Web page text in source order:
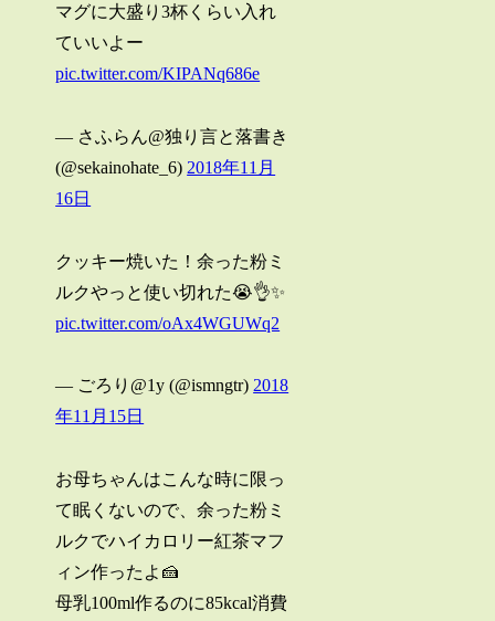
マグに大盛り3杯くらい入れ
ていいよー
pic.twitter.com/KIPANq686e
— さふらん@独り言と落書き
(@sekainohate_6) 2018年11月
16日
クッキー焼いた！余った粉ミ
ルクやっと使い切れた😭👌✨
pic.twitter.com/oAx4WGUWq2
— ごろり@1y (@ismngtr) 2018
年11月15日
お母ちゃんはこんな時に限っ
て眠くないので、余った粉ミ
ルクでハイカロリー紅茶マフ
ィン作ったよ🍰
母乳100ml作るのに85kcal消費